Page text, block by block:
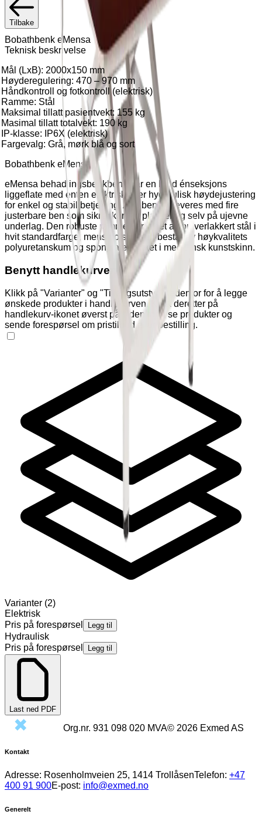
Tilbake
Bobathbenk eMensa
Teknisk beskrivelse
Mål (LxB): 2000x150 mm
Høyderegulering: 470 – 970 mm
Håndkontroll og fotkontroll (elektrisk)
Ramme: Stål
Maksimal tillatt pasientvekt: 155 kg
Masimal tillatt totalvekt: 190 kg
IP-klasse: IP6X (elektrisk)
Fargevalg: Grå, mørk blå og sort
Bobathbenk eMensa
eMensa behadlingsbenkbenk har en bred énseksjons
liggeflate med enten elektrisk eller hydraulisk høydejustering
for enkel og stabil betjening. Alle benker leveres med fire
justerbare ben som sikrer korrekt plassering selv på ujevne
underlag. Den robuste rammen er laget av pulverlakkert stål i
hvit standardfarge, mens polstringen består av høykvalitets
polyuretanskum og sponplate trukket i medisinsk kunstskinn.
Benytt handlekurven
Klikk på "Varianter" og "Tilleggsutstyr" nedenfor for å legge
ønskede produkter i handlekurven. Klikk deretter på
handlekurv-ikonet øverst på siden for å se produkter og
sende forespørsel om pristilbud eller bestilling.
Varianter (2)
Elektrisk
Pris på forespørsel
Legg til
Hydraulisk
Pris på forespørsel
Legg til
Last ned PDF
Org.nr. 931 098 020 MVA© 2026 Exmed AS
Kontakt
Adresse: Rosenholmveien 25, 1414 TrollåsenTelefon: +47
400 91 900E-post: info@exmed.no
Generelt